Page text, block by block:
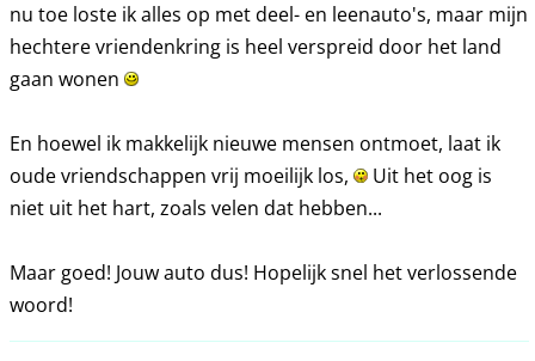
nu toe loste ik alles op met deel- en leenauto's, maar mijn
hechtere vriendenkring is heel verspreid door het land
gaan wonen
En hoewel ik makkelijk nieuwe mensen ontmoet, laat ik
oude vriendschappen vrij moeilijk los,
Uit het oog is
niet uit het hart, zoals velen dat hebben...
Maar goed! Jouw auto dus! Hopelijk snel het verlossende
woord!